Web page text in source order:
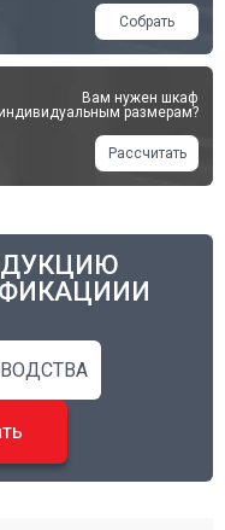
Собрать
Вам нужен шкаф
размерам?
Рассчитать